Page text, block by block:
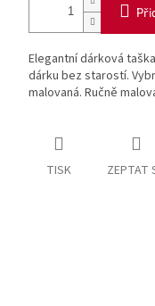
Elegantní dárková
dárku bez starostí.
malovaná. Ručně
TISK ZEPTAT